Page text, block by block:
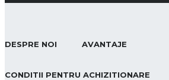
DESPRE NOI AVANTAJE
CONDITII PENTRU ACHIZITIONARE